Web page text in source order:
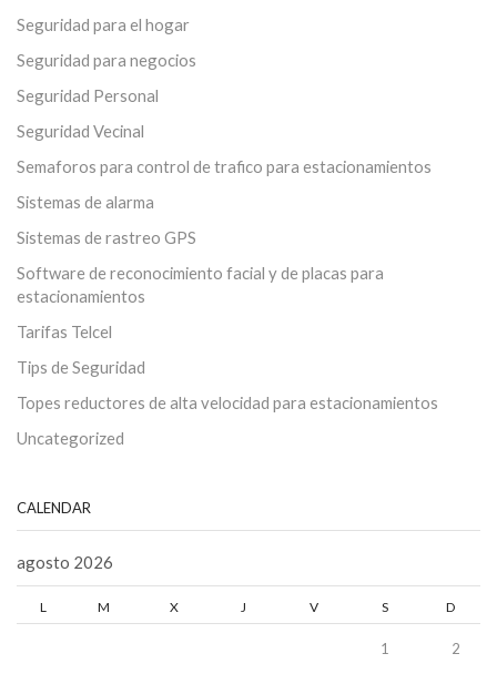
Seguridad para el hogar
Seguridad para negocios
Seguridad Personal
Seguridad Vecinal
Semaforos para control de trafico para estacionamientos
Sistemas de alarma
Sistemas de rastreo GPS
Software de reconocimiento facial y de placas para
estacionamientos
Tarifas Telcel
Tips de Seguridad
Topes reductores de alta velocidad para estacionamientos
Uncategorized
CALENDAR
agosto 2026
L M X J V S D
1 2